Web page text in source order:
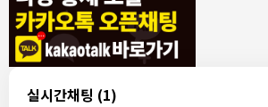
실시간채팅 (1)
1 모기한테물림:여기도 문의해보면 바로 알려
1 모기한테물림:정찰가보다 쌀수 없음
1 결혼안해:ㄹㅇ 팩트 ㅋㅋㅋㅋ
결혼안해:ㄹㅇ 팩트 ㅋㅋㅋㅋ
8/5/2026